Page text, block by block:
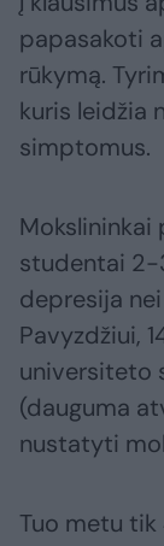
papasakoti
rūkymą.
kuris leidžia
simptomus.
Mokslininkai
studentai 2-
depresija
Pavyzdžiui,
universiteto
(dauguma
nustatyti
Tuo metu tik